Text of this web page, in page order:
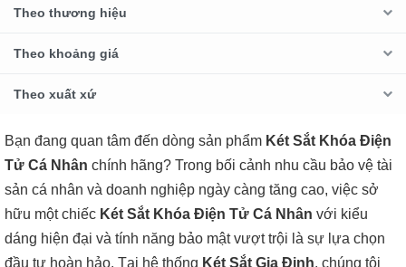
Theo thương hiệu
Theo khoảng giá
Theo xuất xứ
Bạn đang quan tâm đến dòng sản phẩm Két Sắt Khóa Điện
Tử Cá Nhân chính hãng? Trong bối cảnh nhu cầu bảo vệ tài
sản cá nhân và doanh nghiệp ngày càng tăng cao, việc sở
hữu một chiếc Két Sắt Khóa Điện Tử Cá Nhân với kiểu
dáng hiện đại và tính năng bảo mật vượt trội là sự lựa chọn
đầu tư hoàn hảo. Tại hệ thống Két Sắt Gia Định, chúng tôi